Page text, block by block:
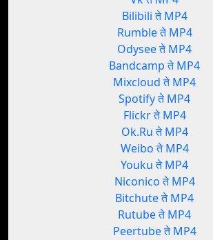
Bilibili ते MP4
Rumble ते MP4
Odysee ते MP4
Bandcamp ते MP4
Mixcloud ते MP4
Spotify ते MP4
Flickr ते MP4
Ok.Ru ते MP4
Weibo ते MP4
Youku ते MP4
Niconico ते MP4
Bitchute ते MP4
Rutube ते MP4
Peertube ते MP4